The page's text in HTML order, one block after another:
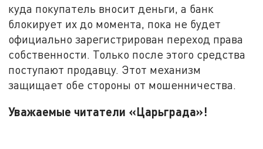
куда покупатель вносит деньги, а банк
блокирует их до момента, пока не будет
официально зарегистрирован переход права
собственности. Только после этого средства
поступают продавцу. Этот механизм
защищает обе стороны от мошенничества.
Уважаемые читатели «Царьграда»!